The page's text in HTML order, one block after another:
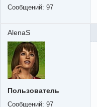
Сообщений: 97
AlenaS
Пользователь
Сообщений: 97